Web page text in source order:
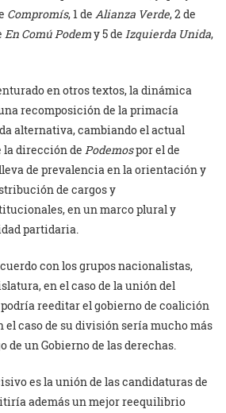
Compromís, 1 de Alianza Verde, 2 de
En Comú Podemy 5 de Izquierda Unida,
en otros textos, la dinámica
recomposición de la primacía
alternativa, cambiando el actual
la dirección de Podemospor el de
de prevalencia en la orientación y
de cargos y
en un marco plural y
partidaria.
con los grupos nacionalistas,
en el caso de la unión del
reeditar el gobierno de coalición
el caso de su división sería mucho más
un Gobierno de las derechas.
es la unión de las candidaturas de
además un mejor reequilibrio